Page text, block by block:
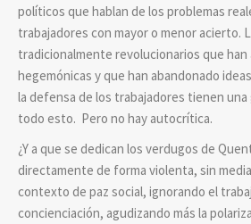
políticos que hablan de los problemas
trabajadores con mayor o menor acierto.
tradicionalmente revolucionarios que han
hegemónicas y que han abandonado
la defensa de los trabajadores tienen
todo esto. Pero no hay autocrítica.
¿Y a que se dedican los verdugos de
directamente de forma violenta, sin
contexto de paz social, ignorando el
concienciación, agudizando más la